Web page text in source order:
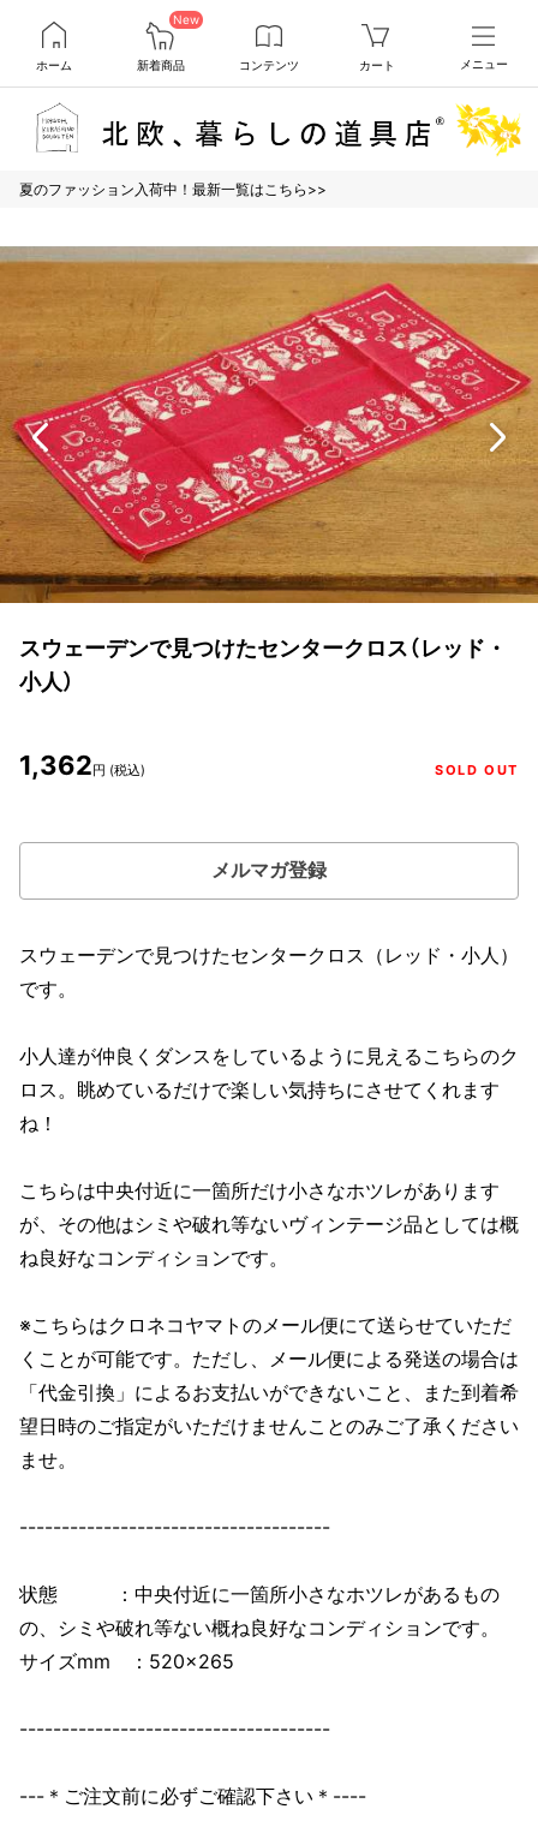
ホーム
New
新着商品 コンテンツ カート メニュー
夏のファッション入荷中！最新一覧はこちら>>
スウェーデンで見つけたセンタークロス（レッド・
小人）
1,362円 (税込) SOLD OUT
メルマガ登録
スウェーデンで見つけたセンタークロス（レッド・小人）
です。
小人達が仲良くダンスをしているように見えるこちらのク
ロス。眺めているだけで楽しい気持ちにさせてくれます
ね！
こちらは中央付近に一箇所だけ小さなホツレがあります
が、その他はシミや破れ等ないヴィンテージ品としては概
ね良好なコンディションです。
※こちらはクロネコヤマトのメール便にて送らせていただ
くことが可能です。ただし、メール便による発送の場合は
「代金引換」によるお支払いができないこと、また到着希
望日時のご指定がいただけませんことのみご了承ください
ませ。
-------------------------------------
状態 ：中央付近に一箇所小さなホツレがあるもの
の、シミや破れ等ない概ね良好なコンディションです。
サイズmm ：520×265
-------------------------------------
---＊ご注文前に必ずご確認下さい＊----